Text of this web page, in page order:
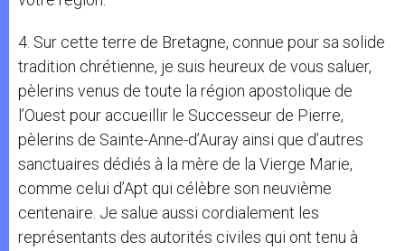
4. Sur cette terre de Bretagne, connue pour sa solide
tradition chrétienne, je suis heureux de vous saluer,
pèlerins venus de toute la région apostolique de
l’Ouest pour accueillir le Successeur de Pierre,
pèlerins de Sainte-Anne-d’Auray ainsi que d’autres
sanctuaires dédiés à la mère de la Vierge Marie,
comme celui d’Apt qui célèbre son neuvième
centenaire. Je salue aussi cordialement les
représentants des autorités civiles qui ont tenu à